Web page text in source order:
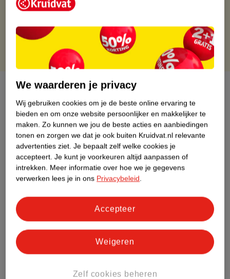
Gratis retourneren binnen 30 dagen
Over dit product
Productinformatie
Etiketinformatie
Nature Impact Score
Impact Score.
Meer informatie
Bestel & Bezorginformatie
We waarderen je privacy
Wij gebruiken cookies om je de beste online ervaring te
bieden en om onze website persoonlijker en makkelijker te
maken. Zo kunnen we jou de beste acties en aanbiedingen
tonen en zorgen we dat je ook buiten Kruidvat.nl relevante
advertenties ziet. Je bepaalt zelf welke cookies je
accepteert. Je kunt je voorkeuren altijd aanpassen of
intrekken. Meer informatie over hoe we je gegevens
verwerken lees je in ons Privacybeleid.
Zelf cookies beheren
Weigeren
Accepteer